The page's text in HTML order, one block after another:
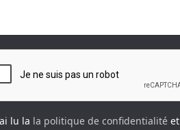
lu la la politique de confidentialité et